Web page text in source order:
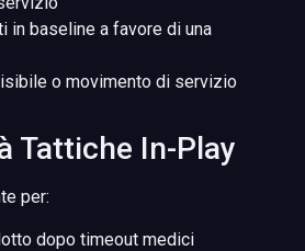
in baseline a favore di una
o movimento di servizio
Tattiche In-Play
per:
dopo timeout medici